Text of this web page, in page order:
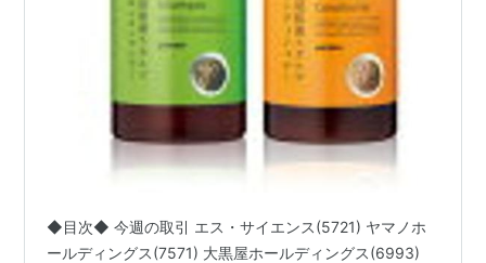
◆目次◆ 今週の取引 エス・サイエンス(5721) ヤマノホ
ールディングス(7571) 大黒屋ホールディングス(6993)